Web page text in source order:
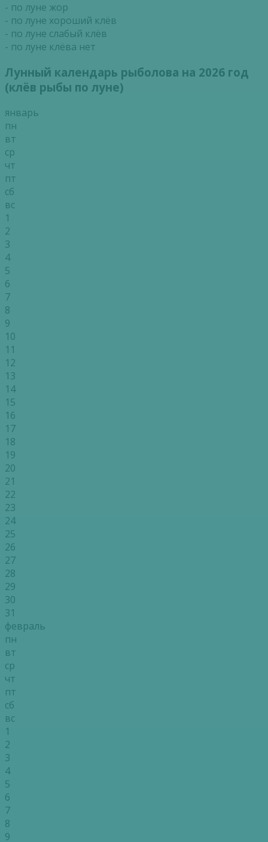
- по луне жор
- по луне хороший клёв
- по луне слабый клёв
- по луне клёва нет
Лунный календарь рыболова на 2026 год
(клёв рыбы по луне)
январь
пн
вт
ср
чт
пт
сб
вс
1
2
3
4
5
6
7
8
9
10
11
12
13
14
15
16
17
18
19
20
21
22
23
24
25
26
27
28
29
30
31
февраль
пн
вт
ср
чт
пт
сб
вс
1
2
3
4
5
6
7
8
9